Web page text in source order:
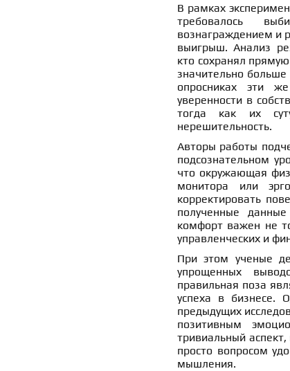
В рамках
требовалось
вознаграждением и
выигрыш. Анализ
кто сохранял
значительно
опросниках эти
уверенности в
тогда как их
нерешительность.
Авторы работы
подсознательном
что окружающая
монитора или
корректировать
полученные
комфорт важен не
управленческих и
При этом ученые
упрощенных
правильная поза
успеха в бизнесе.
предыдущих
позитивным
тривиальный
просто вопросом
мышления.